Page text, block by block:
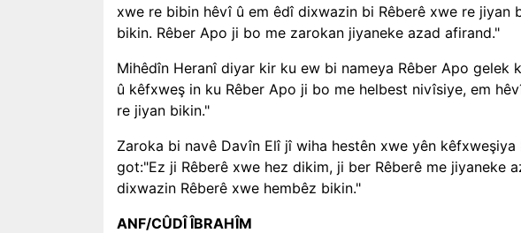
xwe re bibin hêvî û em êdî dixwazin bi Rêberê xwe re jiyan
bikin. Rêber Apo ji bo me zarokan jiyaneke azad afirand."
Mihêdîn Heranî diyar kir ku ew bi nameya Rêber Apo gelek
û kêfxweş in ku Rêber Apo ji bo me helbest nivîsiye, em
re jiyan bikin."
Zaroka bi navê Davîn Elî jî wiha hestên xwe yên
got:"Ez ji Rêberê xwe hez dikim, ji ber Rêberê me jiyaneke
dixwazin Rêberê xwe hembêz bikin."
ANF/CÛDÎ ÎBRAHÎM